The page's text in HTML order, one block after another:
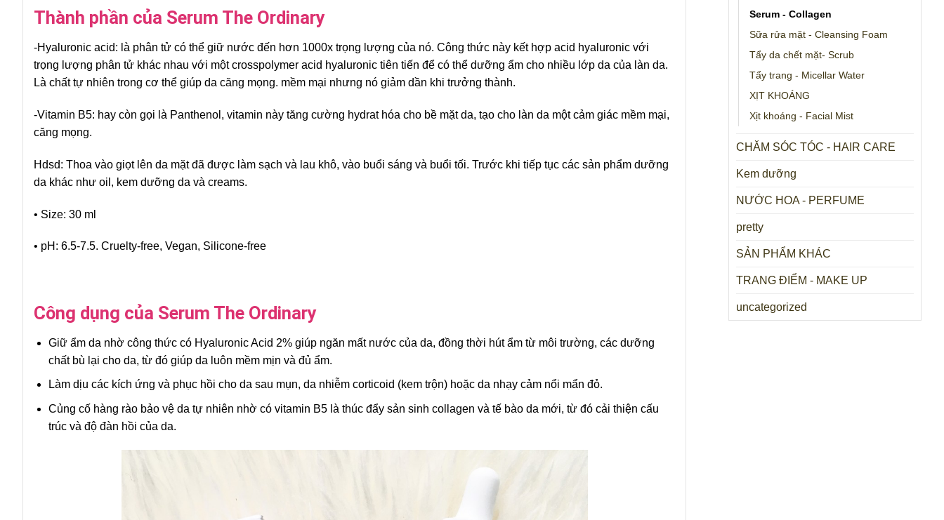
Serum - Collagen
Sữa rửa mặt - Cleansing Foam
Tẩy da chết mặt- Scrub
Tẩy trang - Micellar Water
XỊT KHOÁNG
Xịt khoáng - Facial Mist
CHĂM SÓC TÓC - HAIR CARE
Kem dưỡng
NƯỚC HOA - PERFUME
pretty
SẢN PHẨM KHÁC
TRANG ĐIỂM - MAKE UP
uncategorized
Thành phần của Serum The Ordinary
-Hyaluronic acid: là phân tử có thể giữ nước đến hơn 1000x trọng lượng của nó. Công thức này kết hợp acid hyaluronic với
trọng lượng phân tử khác nhau với một crosspolymer acid hyaluronic tiên tiến để có thể dưỡng ẩm cho nhiều lớp da của làn da.
Là chất tự nhiên trong cơ thể giúp da căng mọng. mềm mại nhưng nó giảm dần khi trưởng thành.
-Vitamin B5: hay còn gọi là Panthenol, vitamin này tăng cường hydrat hóa cho bề mặt da, tạo cho làn da một cảm giác mềm mại,
căng mọng.
Hdsd: Thoa vào giọt lên da mặt đã được làm sạch và lau khô, vào buổi sáng và buổi tối. Trước khi tiếp tục các sản phẩm dưỡng
da khác như oil, kem dưỡng da và creams.
• Size: 30 ml
• pH: 6.5-7.5. Cruelty-free, Vegan, Silicone-free
Công dụng của Serum The Ordinary
Giữ ẩm da nhờ công thức có Hyaluronic Acid 2% giúp ngăn mất nước của da, đồng thời hút ẩm từ môi trường, các dưỡng
chất bù lại cho da, từ đó giúp da luôn mềm mịn và đủ ẩm.
Làm dịu các kích ứng và phục hồi cho da sau mụn, da nhiễm corticoid (kem trộn) hoặc da nhạy cảm nổi mẩn đỏ.
Củng cố hàng rào bảo vệ da tự nhiên nhờ có vitamin B5 là thúc đẩy sản sinh collagen và tế bào da mới, từ đó cải thiện cấu
trúc và độ đàn hồi của da.